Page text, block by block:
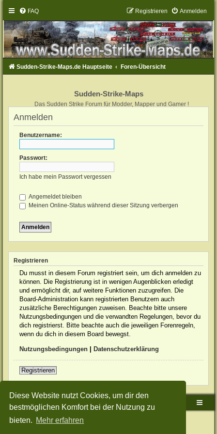
Diese Website nutzt Cookies, um dir den
bestmöglichen Komfort bei der Nutzung zu
bieten. Mehr erfahren
FAQ Anmelden
Registrieren
Sudden-Strike-Maps.de Hauptseite Foren-Übersicht
Sudden-Strike-Maps
Das Sudden Strike Forum für Modder, Mapper und Gamer !
Anmelden
Benutzername:
Passwort:
Ich habe mein Passwort vergessen
Angemeldet bleiben
Meinen Online-Status während dieser Sitzung verbergen
Registrieren
Du musst in diesem Forum registriert sein, um dich anmelden zu
können. Die Registrierung ist in wenigen Augenblicken erledigt
und ermöglicht dir, auf weitere Funktionen zuzugreifen. Die
Board-Administration kann registrierten Benutzern auch
zusätzliche Berechtigungen zuweisen. Beachte bitte unsere
Nutzungsbedingungen und die verwandten Regelungen, bevor du
dich registrierst. Bitte beachte auch die jeweiligen Forenregeln,
wenn du dich in diesem Board bewegst.
Nutzungsbedingungen Datenschutzerklärung
Registrieren
Sudden-Strike-Maps.de Hauptseite Foren-Übersicht
Powered byphpBB® Forum Software © phpBB Limited